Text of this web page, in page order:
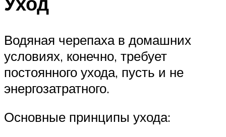
Водяная черепаха в домашних
условиях, конечно, требует
постоянного ухода, пусть и не
энергозатратного.
Основные принципы ухода: